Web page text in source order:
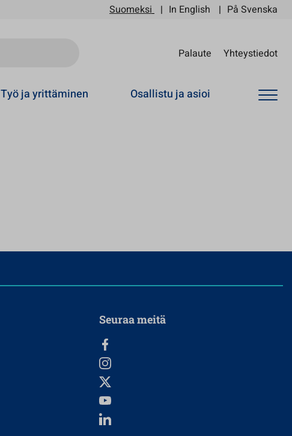
Suomeksi In English På Svenska
Palaute Yhteystiedot
Työ ja yrittäminen Osallistu ja asioi
Seuraa meitä